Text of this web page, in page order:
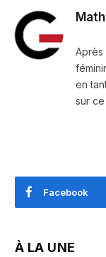
Après
en
sur
Facebook
À LA UNE